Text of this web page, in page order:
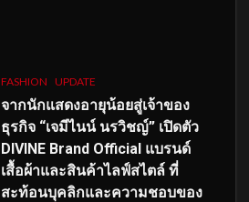
FASHION UPDATE
จากนักแสดงอายุน้อยสู่เจ้าของ
ธุรกิจ “เจมีไนน์ นรวิชญ์” เปิดตัว
DIVINE Brand Official แบรนด์
เสื้อผ้าและสินค้าไลฟ์สไตล์ ที่
สะท้อนบุคลิกและความชอบของ